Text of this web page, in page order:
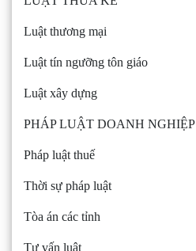
Luật thương mại
Luật tín ngưỡng tôn giáo
Luật xây dựng
PHÁP LUẬT DOANH NGHIỆP
Pháp luật thuế
Thời sự pháp luật
Tòa án các tỉnh
Tư vấn luật